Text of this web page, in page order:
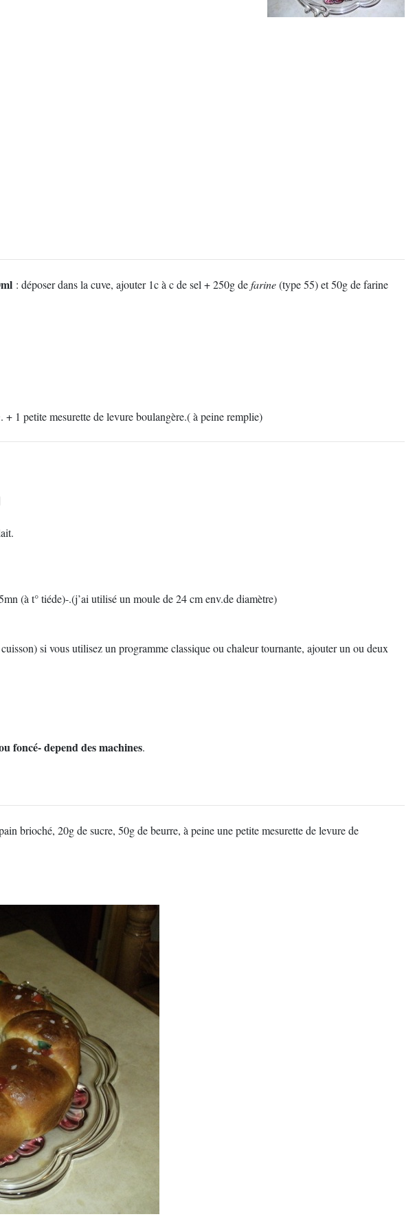
: déposer dans la cuve, ajouter 1c à c de sel + 250g defarine(type 55) et 50g de farine
1 petite mesurette de levure boulangère.( à peine remplie)
(à t° tiéde)-.(j’ai utilisé un moule de 24 cm env.de diamètre)
si vous utilisez un programme classique ou chaleur tournante, ajouter un ou deux
foncé- depend des machines.
brioché, 20g de sucre, 50g de beurre, à peine une petite mesurette de levure de